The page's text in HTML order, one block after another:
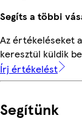
Segíts a többi
Az értékeléseket
keresztül küldik
Írj értékelést
Segítünk